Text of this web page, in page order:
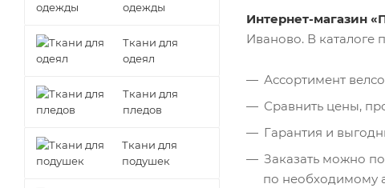
Интернет-магазин
Иваново. В каталоге
Ассортимент
Сравнить цены,
Гарантия и
Заказать можно
по необходимому
одежды
Ткани для
одеял
Ткани для
пледов
Ткани для
подушек